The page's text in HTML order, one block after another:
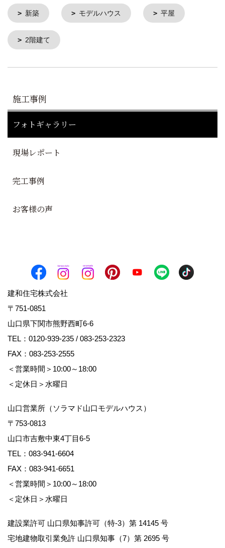
新築 モデルハウス 平屋
2階建て
施工事例
フォトギャラリー
現場レポート
完工事例
お客様の声
建和住宅株式会社
〒751-0851
山口県下関市熊野西町6-6
TEL： 0120-939-235 / 083-253-2323
FAX：083-253-2555
＜営業時間＞10:00～18:00
＜定休日＞水曜日
山口営業所（ソラマド山口モデルハウス）
〒753-0813
山口市吉敷中東4丁目6-5
TEL： 083-941-6604
FAX：083-941-6651
＜営業時間＞10:00～18:00
＜定休日＞水曜日
建設業許可 山口県知事許可（特-3）第 14145 号
宅地建物取引業免許 山口県知事（7）第 2695 号